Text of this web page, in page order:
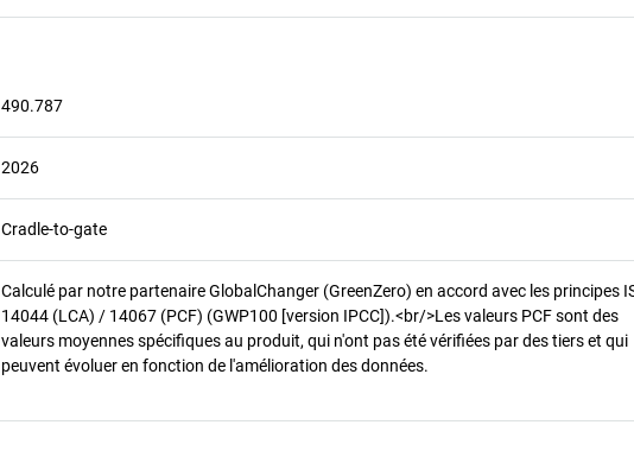
490.787
2026
Cradle-to-gate
Calculé par notre partenaire GlobalChanger (GreenZero) en accord avec les principes
14044 (LCA) / 14067 (PCF) (GWP100 [version IPCC]).<br/>Les valeurs PCF sont des
valeurs moyennes spécifiques au produit, qui n'ont pas été vérifiées par des tiers et qui
peuvent évoluer en fonction de l'amélioration des données.